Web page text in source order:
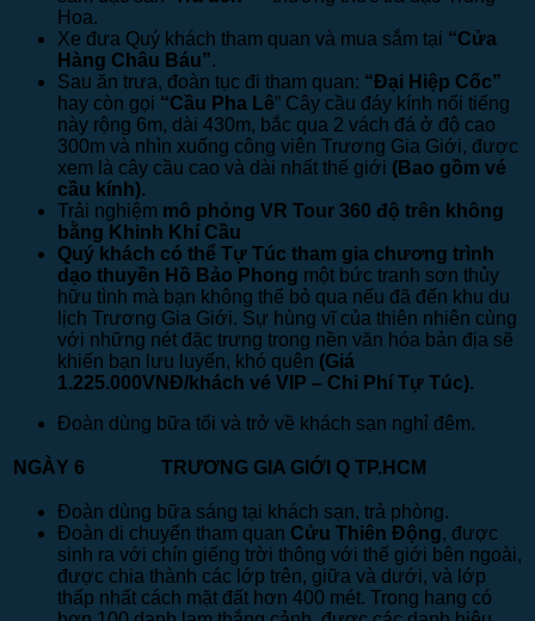
Hoa.
Xe đưa Quý khách tham quan và mua sắm tại “Cửa
Hàng Châu Báu”.
Sau ăn trưa, đoàn tục đi tham quan: “Đại Hiệp Cốc”
hay còn gọi “Cầu Pha Lê” Cây cầu đáy kính nổi tiếng
này rộng 6m, dài 430m, bắc qua 2 vách đá ở độ cao
300m và nhìn xuống công viên Trương Gia Giới, được
xem là cây cầu cao và dài nhất thế giới (Bao gồm vé
cầu kính).
Trải nghiệm mô phỏng VR Tour 360 độ trên không
bằng Khinh Khí Cầu
Quý khách có thể Tự Túc tham gia chương trình
dạo thuyền Hồ Bảo Phong một bức tranh sơn thủy
hữu tình mà bạn không thể bỏ qua nếu đã đến khu du
lịch Trương Gia Giới. Sự hùng vĩ của thiên nhiên cùng
với những nét đặc trưng trong nền văn hóa bản địa sẽ
khiến bạn lưu luyến, khó quên (Giá
1.225.000VNĐ/khách vé VIP – Chi Phí Tự Túc).
Đoàn dùng bữa tối và trở về khách sạn nghỉ đêm.
NGÀY 6 TRƯƠNG GIA GIỚI Q
Đoàn dùng bữa sáng tại khách sạn, trả phòng.
Đoàn di chuyển tham quan Cửu Thiên Động, được
sinh ra với chín giếng trời thông với thế giới bên ngoài,
được chia thành các lớp trên, giữa và dưới, và lớp
thấp nhất cách mặt đất hơn 400 mét. Trong hang có